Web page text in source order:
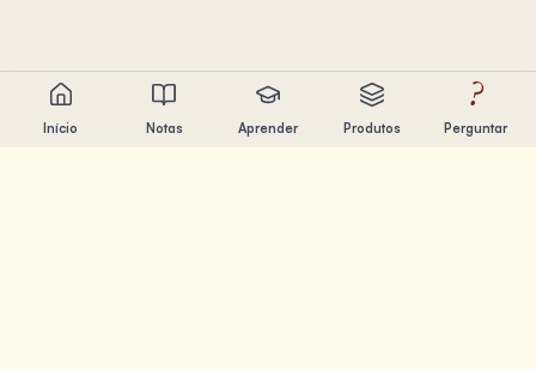
Início Notas Aprender Produtos
?
Perguntar